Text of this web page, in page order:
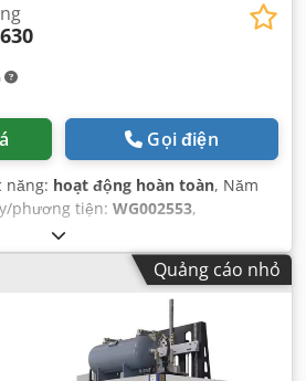
Gọi điện
năng: hoạt động hoàn toàn, Năm
phương tiện: WG002553,
Quảng cáo nhỏ